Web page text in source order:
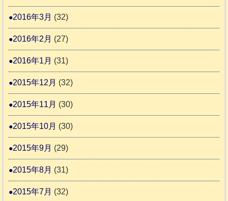
2016年3月 (32)
2016年2月 (27)
2016年1月 (31)
2015年12月 (32)
2015年11月 (30)
2015年10月 (30)
2015年9月 (29)
2015年8月 (31)
2015年7月 (32)